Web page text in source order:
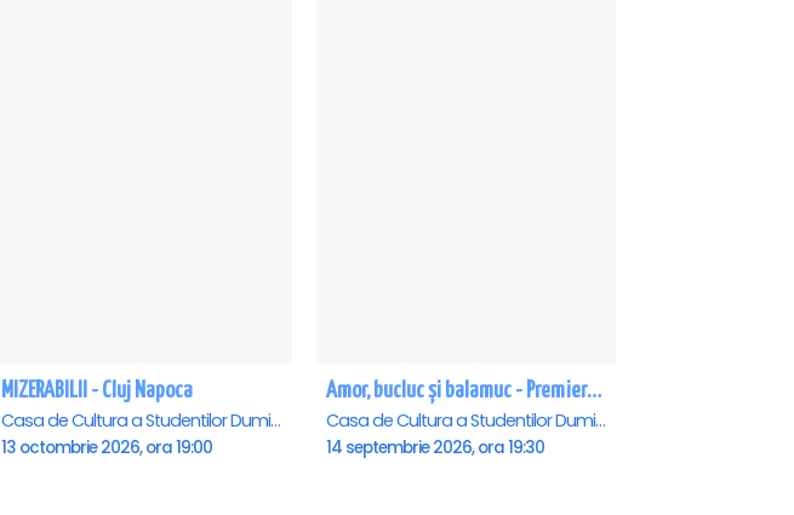
MIZERABILII - Cluj Napoca
Casa de Cultura a Studentilor Dumitru Farcas, Cluj-Napoca
13 octombrie 2026, ora 19:00
Amor, bucluc și balamuc - Premiera națională - Cluj Napoca
Casa de Cultura a Studentilor Dumitru Farcas, Cluj-Napoca
14 septembrie 2026, ora 19:30